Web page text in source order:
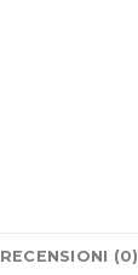
RECENSIONI (0)